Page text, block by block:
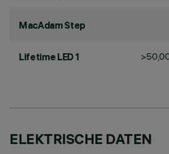
MacAdam Step
Lifetime LED 1
ELEKTRISCHE DATEN